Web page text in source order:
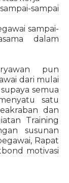
sampai
sampai-
dalam
pun
dari mulai
semua
satu
dan
Training
susunan
Rapat
motivasi